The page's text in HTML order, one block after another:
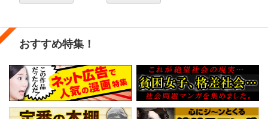
おすすめ特集！